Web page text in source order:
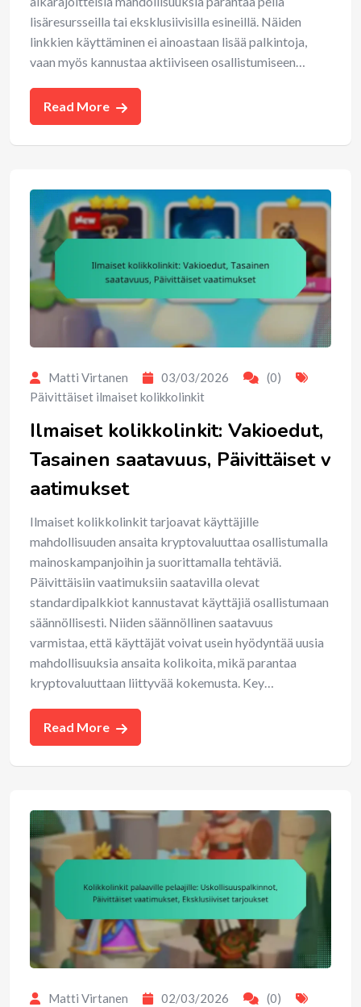
lisäresursseilla tai eksklusiivisilla esineillä. Näiden
linkkien käyttäminen ei ainoastaan lisää palkintoja,
vaan myös kannustaa aktiiviseen osallistumiseen…
Read More
Matti Virtanen 03/03/2026
(0)
Päivittäiset ilmaiset kolikkolinkit
Ilmaiset kolikkolinkit: Vakioedut,
Tasainen saatavuus, Päivittäiset v
aatimukset
Ilmaiset kolikkolinkit tarjoavat käyttäjille
mahdollisuuden ansaita kryptovaluuttaa osallistumalla
mainoskampanjoihin ja suorittamalla tehtäviä.
Päivittäisiin vaatimuksiin saatavilla olevat
standardipalkkiot kannustavat käyttäjiä osallistumaan
säännöllisesti. Niiden säännöllinen saatavuus
varmistaa, että käyttäjät voivat usein hyödyntää uusia
mahdollisuuksia ansaita kolikoita, mikä parantaa
kryptovaluuttaan liittyvää kokemusta. Key…
Read More
Matti Virtanen 02/03/2026
(0)